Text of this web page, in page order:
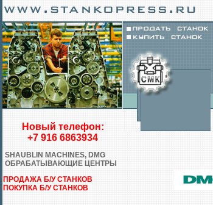
Новый телефон:
+7 916 6863934
SHAUBLIN MACHINES, DMG
ОБРАБАТЫВАЮЩИЕ ЦЕНТРЫ
ПРОДАЖА Б/У СТАНКОВ
ПОКУПКА Б/У СТАНКОВ